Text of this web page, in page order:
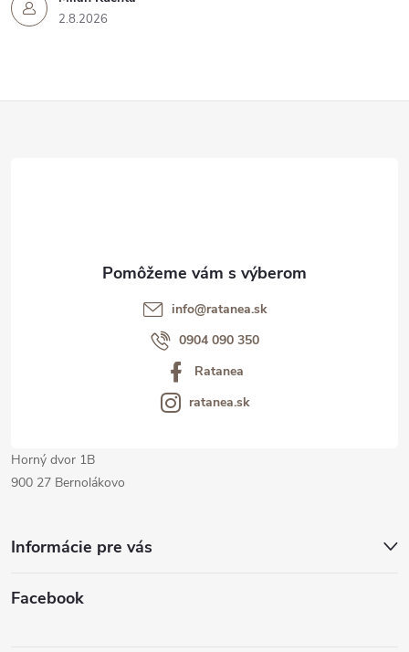
2.8.2026
Informácie pre vás
Facebook
info@ratanea.sk
0904 090 350
Ratanea
ratanea.sk
Horný dvor 1B
900 27 Bernolákovo